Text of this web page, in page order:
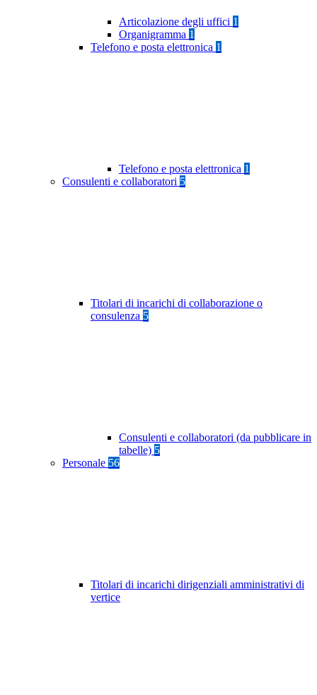
Articolazione degli uffici 1
Organigramma 1
Telefono e posta elettronica 1
Telefono e posta elettronica 1
Consulenti e collaboratori 5
Titolari di incarichi di collaborazione o
consulenza 5
Consulenti e collaboratori (da pubblicare in
tabelle) 5
Personale 56
Titolari di incarichi dirigenziali amministrativi di
vertice